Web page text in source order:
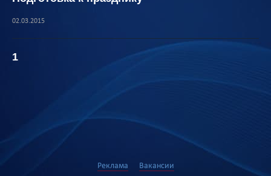
02.03.2015
1
Реклама Вакансии